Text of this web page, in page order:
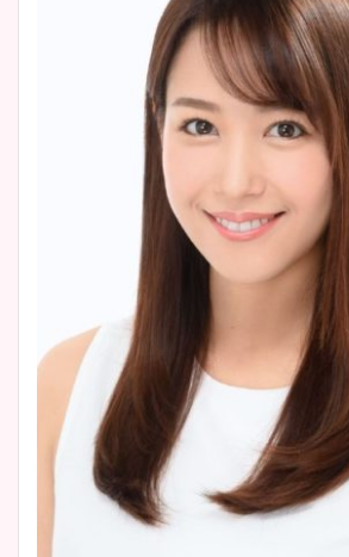
鈴木唯
ヤバす
イエッ
豊島実
とめ！
宇賀神
まとめ！
池谷実